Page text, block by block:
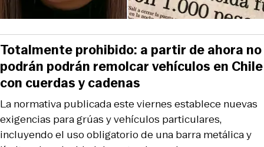
La normativa publicada este viernes establece nuevas
exigencias para grúas y vehículos particulares,
incluyendo el uso obligatorio de una barra metálica y
Totalmente prohibido: a partir de ahora no
podrán podrán remolcar vehículos en Chile
con cuerdas y cadenas